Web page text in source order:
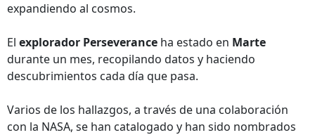
expandiendo al cosmos.
El explorador Perseverance ha estado en Marte
durante un mes, recopilando datos y haciendo
descubrimientos cada día que pasa.
Varios de los hallazgos, a través de una colaboración
con la NASA, se han catalogado y han sido nombrados